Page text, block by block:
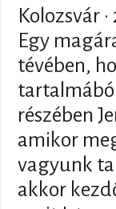
Kolozsvár ·
Egy
tévében,
részében
amikor
vagyunk
akkor